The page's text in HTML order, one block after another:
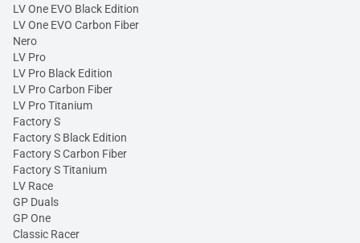
LV One EVO Black Edition
LV One EVO Carbon Fiber
Nero
LV Pro
LV Pro Black Edition
LV Pro Carbon Fiber
LV Pro Titanium
Factory S
Factory S Black Edition
Factory S Carbon Fiber
Factory S Titanium
LV Race
GP Duals
GP One
Classic Racer